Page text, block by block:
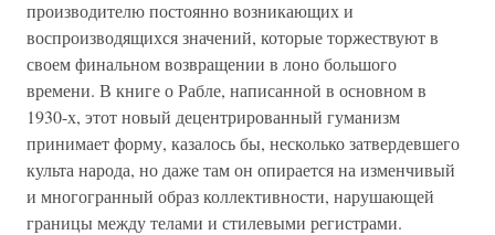
производителю постоянно возникающих и
воспроизводящихся значений, которые торжествуют в
своем финальном возвращении в лоно большого
времени. В книге о Рабле, написанной в основном в
1930-х, этот новый децентрированный гуманизм
принимает форму, казалось бы, несколько затвердевшего
культа народа, но даже там он опирается на изменчивый
и многогранный образ коллективности, нарушающей
границы между телами и стилевыми регистрами.